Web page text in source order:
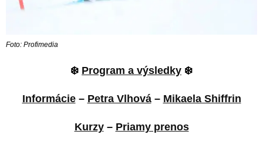
Foto: Profimedia
❄️ Program a výsledky ❄️
Informácie– Petra Vlhová– Mikaela Shiffrin
Kurzy– Priamy prenos